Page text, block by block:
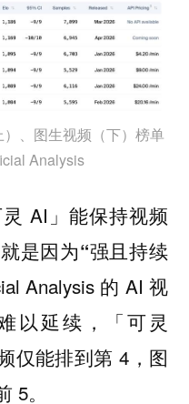
、图生视频（下）榜单
Analysis
AI」能保持视频
是因为“强且持续
Analysis 的 AI 视
以延续，「可灵
仅能排到第 4，图
5。